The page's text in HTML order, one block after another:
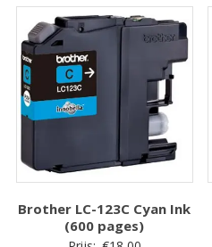
Brother LC-123C Cyan Ink
(600 pages)